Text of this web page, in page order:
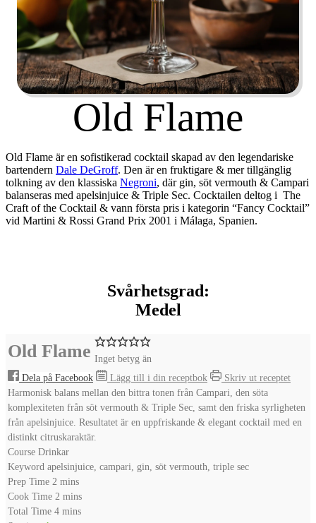
Old Flame
Old Flame är en sofistikerad cocktail skapad av den legendariske
bartendern Dale DeGroff. Den är en fruktigare & mer tillgänglig
tolkning av den klassiska Negroni, där gin, söt vermouth & Campari
balanseras med apelsinjuice & Triple Sec. Cocktailen deltog i The
Craft of the Cocktail & vann första pris i kategorin “Fancy Cocktail”
vid Martini & Rossi Grand Prix 2001 i Málaga, Spanien.
Svårhetsgrad:
Medel
Old Flame Inget betyg än
Dela på Facebook
Lägg till i din receptbok
Skriv ut receptet
Harmonisk balans mellan den bittra tonen från Campari, den söta
komplexiteten från söt vermouth & Triple Sec, samt den friska syrligheten
från apelsinjuice. Resultatet är en uppfriskande & elegant cocktail med en
distinkt citruskaraktär.
Course Drinkar
Keyword apelsinjuice, campari, gin, söt vermouth, triple sec
Prep Time 2 minutes
mins
Cook Time 2 minutes
mins
Total Time 4minutes
mins